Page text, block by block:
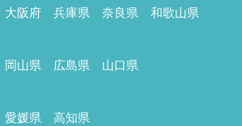
大阪府 兵庫県 奈良県 和歌山県
岡山県 広島県 山口県
愛媛県 高知県